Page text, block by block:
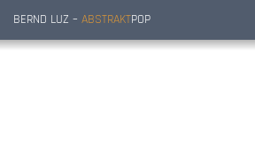
BERND LUZ – ABSTRAKTPOP